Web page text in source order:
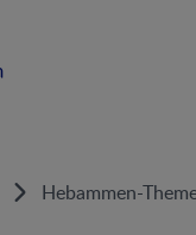
Hebammen-